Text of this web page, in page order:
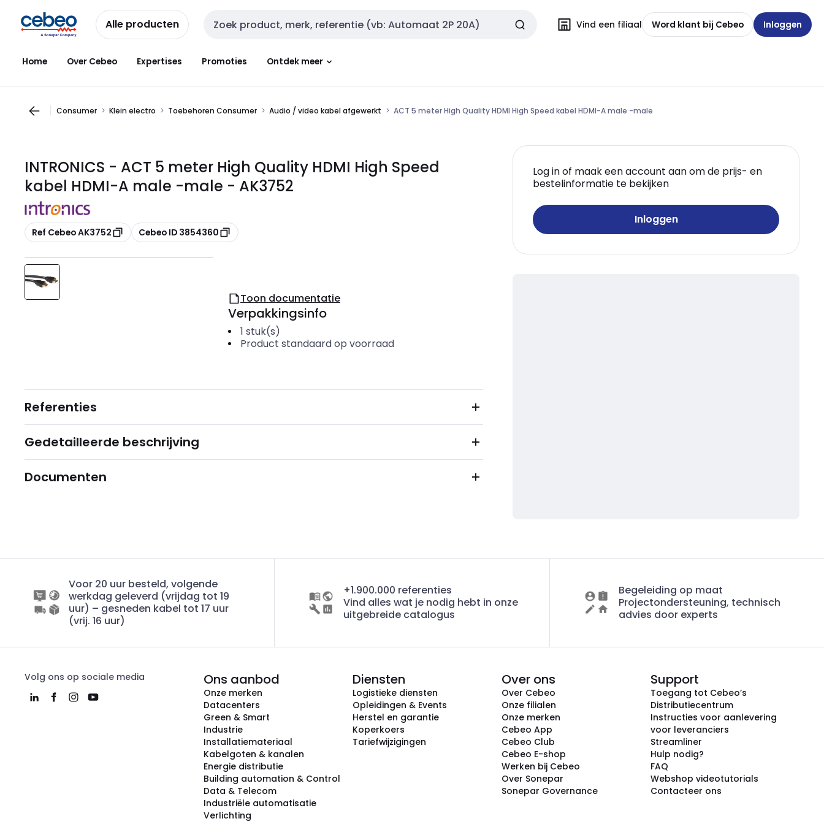
naar
navigatie
naar
inhoud
Alle producten Zoekveld invoer Vind een filiaal Word klant bij Cebeo Inloggen
Home Over Cebeo Expertises Promoties Ontdek meer
Consumer Klein electro Toebehoren Consumer Audio / video kabel afgewerkt ACT 5 meter High Quality HDMI High Speed kabel HDMI-A male -male
INTRONICS - ACT 5 meter High Quality HDMI High Speed
kabel HDMI-A male -male - AK3752
Kopiëren
Ref Cebeo AK3752 Kopiëren
Cebeo ID 3854360
Log in of maak een account aan om de prijs- en
bestelinformatie te bekijken
Inloggen
Toon documentatie
Verpakkingsinfo
1 stuk(s)
Product standaard op voorraad
Referenties
Gedetailleerde beschrijving
Documenten
Voor 20 uur besteld, volgende
werkdag geleverd (vrijdag tot 19
uur) – gesneden kabel tot 17 uur
(vrij. 16 uur)
+1.900.000 referenties
Vind alles wat je nodig hebt in onze
uitgebreide catalogus
Begeleiding op maat
Projectondersteuning, technisch
advies door experts
Volg ons op sociale media Ons aanbod
Onze merken
Datacenters
Green & Smart
Industrie
Installatiemateriaal
Kabelgoten & kanalen
Energie distributie
Building automation & Control
Data & Telecom
Industriële automatisatie
Verlichting
Diensten
Logistieke diensten
Opleidingen & Events
Herstel en garantie
Koperkoers
Tariefwijzigingen
Over ons
Over Cebeo
Onze filialen
Onze merken
Cebeo App
Cebeo Club
Cebeo E-shop
Werken bij Cebeo
Over Sonepar
Sonepar Governance
Support
Toegang tot Cebeo’s
Distributiecentrum
Instructies voor aanlevering
voor leveranciers
Streamliner
Hulp nodig?
FAQ
Webshop videotutorials
Contacteer ons